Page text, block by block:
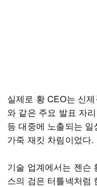
실제로 황 CEO는 신
와 같은 주요 발표 자
등 대중에 노출되는
가죽 재킷 차림이었다.
기술 업계에서는 젠슨
스의 검은 터틀넥처럼